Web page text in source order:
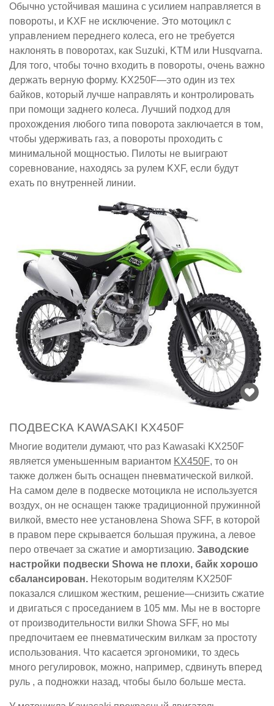
Обычно устойчивая машина с усилием направляется в
повороты, и KXF не исключение. Это мотоцикл с
управлением переднего колеса, его не требуется
наклонять в поворотах, как Suzuki, KTM или Husqvarna.
Для того, чтобы точно входить в повороты, очень важно
держать верную форму. KX250F—это один из тех
байков, который лучше направлять и контролировать
при помощи заднего колеса. Лучший подход для
прохождения любого типа поворота заключается в том,
чтобы удерживать газ, а повороты проходить с
минимальной мощностью. Пилоты не выиграют
соревнование, находясь за рулем KXF, если будут
ехать по внутренней линии.
ПОДВЕСКА KAWASAKI KX450F
Многие водители думают, что раз Kawasaki KX250F
является уменьшенным вариантом KX450F, то он
также должен быть оснащен пневматической вилкой.
На самом деле в подвеске мотоцикла не используется
воздух, он не оснащен также традиционной пружинной
вилкой, вместо нее установлена Showa SFF, в которой
в правом пере скрывается большая пружина, а левое
перо отвечает за сжатие и амортизацию. Заводские
настройки подвески Showa не плохи, байк хорошо
сбалансирован. Некоторым водителям KX250F
показался слишком жестким, решение—снизить сжатие
и двигаться с проседанием в 105 мм. Мы не в восторге
от производительности вилки Showa SFF, но мы
предпочитаем ее пневматическим вилкам за простоту
использования. Что касается эргономики, то здесь
много регулировок, можно, например, сдвинуть вперед
руль , а подножки назад, чтобы было больше места.